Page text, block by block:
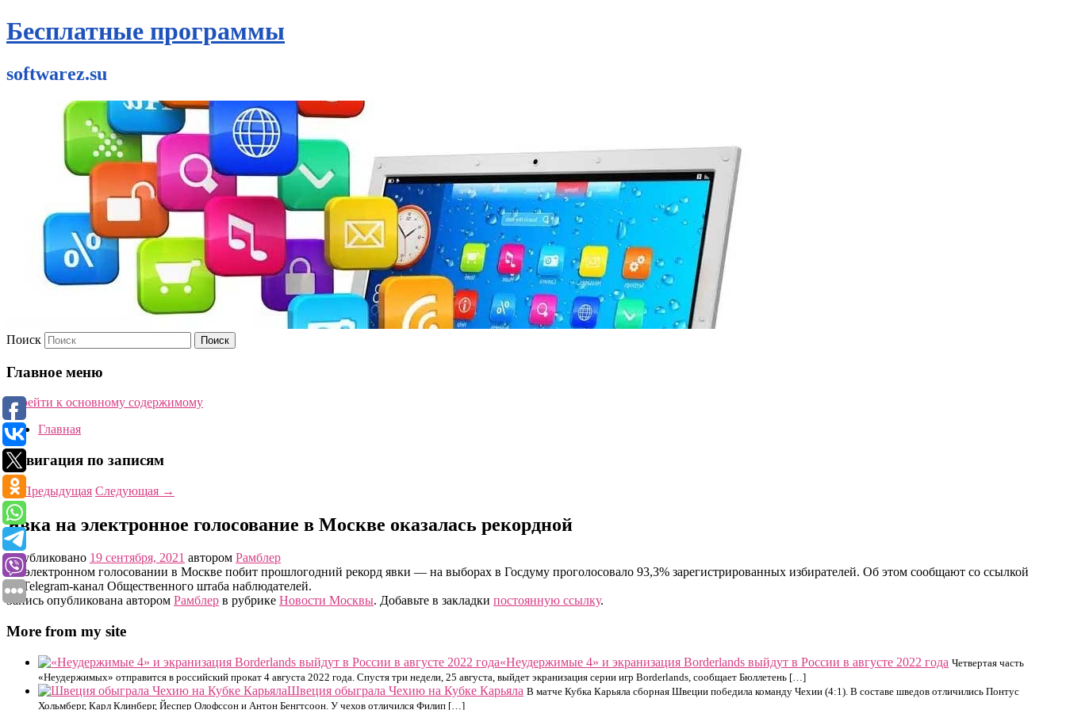
Бесплатные программы
softwarez.su
Поиск
Главное меню
Перейти к основному содержимому
Главная
Навигация по записям
←Предыдущая Следующая →
Явка на электронное голосование в Москве оказалась рекордной
Опубликовано 19 сентября, 2021 автором Рамблер
На электронном голосовании в Москве побит прошлогодний рекорд явки — на выборах в Госдуму проголосовало 93,3% зарегистрированных избирателей. Об этом сообщают со ссылкой
на Telegram-канал Общественного штаба наблюдателей.
Запись опубликована автором Рамблер в рубрике Новости Москвы. Добавьте в закладки постоянную ссылку.
More from my site
«Неудержимые 4» и экранизация Borderlands выйдут в России в августе 2022 года Четвертая часть
«Неудержимых» отправится в российский прокат 4 августа 2022 года. Спустя три недели, 25 августа, выйдет экранизация серии игр Borderlands, сообщает Бюллетень […]
Швеция обыграла Чехию на Кубке Карьяла В матче Кубка Карьяла сборная Швеции победила команду Чехии (4:1). В составе шведов отличились Понтус
Хольмберг, Карл Клинберг, Йеспер Олофссон и Антон Бенгтсоон. У чехов отличился Филип […]